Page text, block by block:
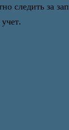
следить за